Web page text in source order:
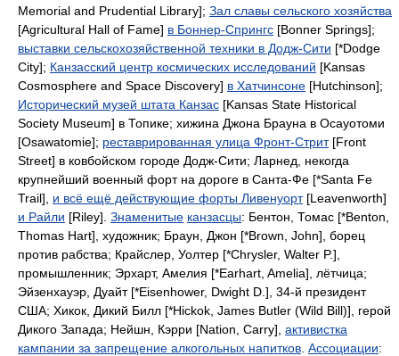
Memorial and Prudential Library]; Зал славы сельского хозяйства
[Agricultural Hall of Fame] в Боннер-Спрингс [Bonner Springs];
выставки сельскохозяйственной техники в Додж-Сити [*Dodge
City]; Канзасский центр космических исследований [Kansas
Cosmosphere and Space Discovery] в Хатчинсоне [Hutchinson];
Исторический музей штата Канзас [Kansas State Historical
Society Museum] в Топике; хижина Джона Брауна в Осауотоми
[Osawatomie]; реставрированная улица Фронт-Стрит[Front
Street] в ковбойском городе Додж-Сити; Ларнед, некогда
крупнейший военный форт на дороге в Санта-Фе [*Santa Fe
Trail], и всё ещё действующие форты Ливенуорт[Leavenworth]
и Райли [Riley]. Знаменитые канзасцы: Бентон, Томас [*Benton,
Thomas Hart], художник; Браун, Джон [*Brown, John], борец
против рабства; Крайслер, Уолтер [*Chrysler, Walter P.],
промышленник; Эрхарт, Амелия [*Earhart, Amelia], лётчица;
Эйзенхауэр, Дуайт[*Eisenhower, Dwight D.], 34-й президент
США; Хикок, Дикий Билл [*Hickok, James Butler (Wild Bill)], герой
Дикого Запада; Нейшн, Кэрри [Nation, Carry], активистка
кампании за запрещение алкогольных напитков Ассоциации: